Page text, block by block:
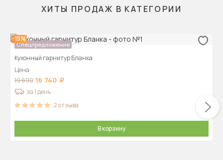
ХИТЫ ПРОДАЖ В КАТЕГОРИИ
-15%
Спецпредложение
Кухонный гарнитур Бланка
Цена
19 690 16 740
за 1 день
2отзыва
В корзину